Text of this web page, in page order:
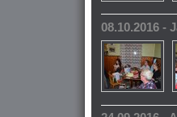
08.10.2016 -